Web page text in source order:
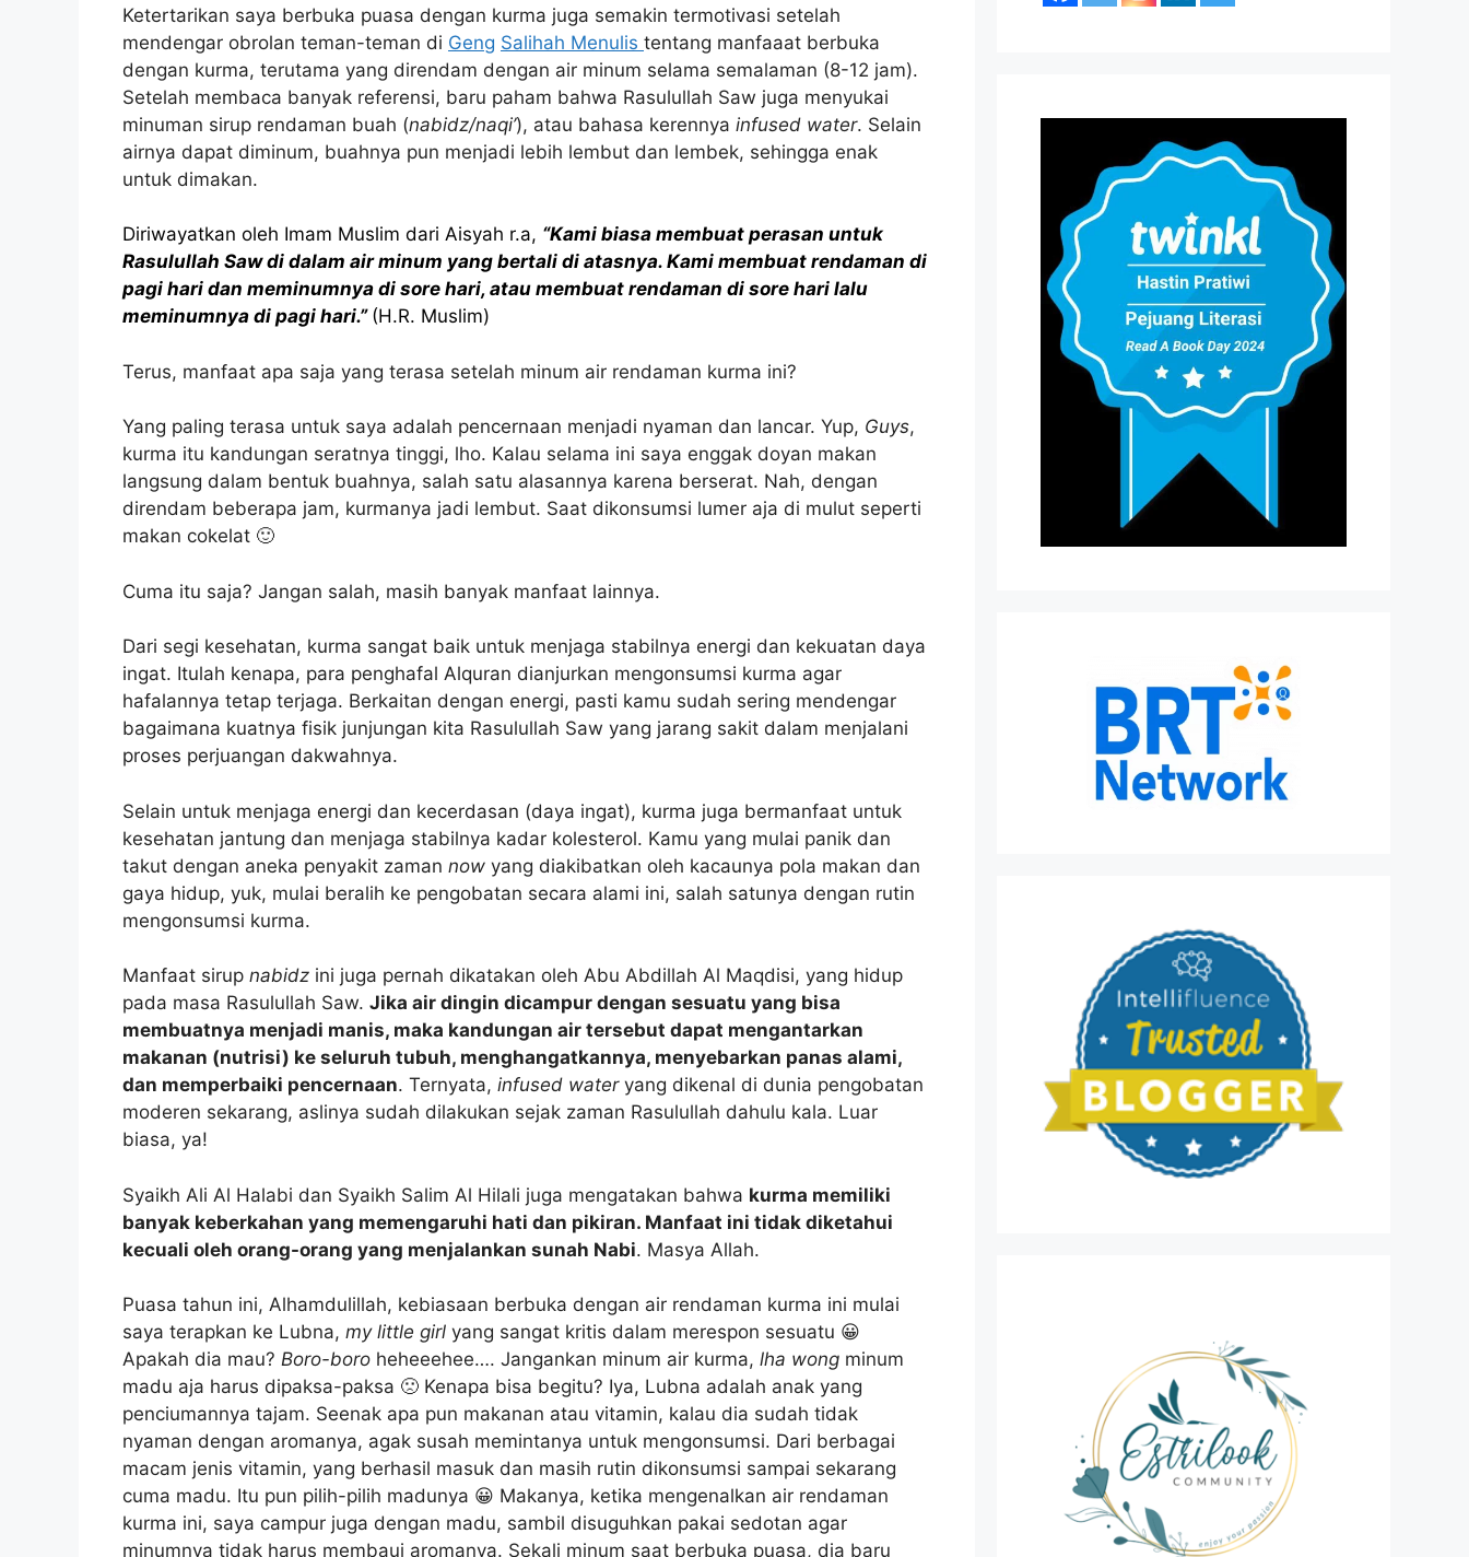
Ketertarikan saya berbuka puasa dengan kurma juga semakin termotivasi setelah
mendengar obrolan teman-teman di Geng Salihah Menulis tentang manfaaat berbuka
dengan kurma, terutama yang direndam dengan air minum selama semalaman (8-12 jam).
Setelah membaca banyak referensi, baru paham bahwa Rasulullah Saw juga menyukai
minuman sirup rendaman buah (nabidz/naqi’), atau bahasa kerennya infused water. Selain
airnya dapat diminum, buahnya pun menjadi lebih lembut dan lembek, sehingga enak
untuk dimakan.
Diriwayatkan oleh Imam Muslim dari Aisyah r.a, “Kami biasa membuat perasan untuk
Rasulullah Saw di dalam air minum yang bertali di atasnya. Kami membuat rendaman di
pagi hari dan meminumnya di sore hari, atau membuat rendaman di sore hari lalu
meminumnya di pagi hari.” (H.R. Muslim)
Terus, manfaat apa saja yang terasa setelah minum air rendaman kurma ini?
Yang paling terasa untuk saya adalah pencernaan menjadi nyaman dan lancar. Yup, Guys,
kurma itu kandungan seratnya tinggi, lho. Kalau selama ini saya enggak doyan makan
langsung dalam bentuk buahnya, salah satu alasannya karena berserat. Nah, dengan
direndam beberapa jam, kurmanya jadi lembut. Saat dikonsumsi lumer aja di mulut seperti
makan cokelat 🙂
Cuma itu saja? Jangan salah, masih banyak manfaat lainnya.
Dari segi kesehatan, kurma sangat baik untuk menjaga stabilnya energi dan kekuatan daya
ingat. Itulah kenapa, para penghafal Alquran dianjurkan mengonsumsi kurma agar
hafalannya tetap terjaga. Berkaitan dengan energi, pasti kamu sudah sering mendengar
bagaimana kuatnya fisik junjungan kita Rasulullah Saw yang jarang sakit dalam menjalani
proses perjuangan dakwahnya.
Selain untuk menjaga energi dan kecerdasan (daya ingat), kurma juga bermanfaat untuk
kesehatan jantung dan menjaga stabilnya kadar kolesterol. Kamu yang mulai panik dan
takut dengan aneka penyakit zaman now yang diakibatkan oleh kacaunya pola makan dan
gaya hidup, yuk, mulai beralih ke pengobatan secara alami ini, salah satunya dengan rutin
mengonsumsi kurma.
Manfaat sirup nabidz ini juga pernah dikatakan oleh Abu Abdillah Al Maqdisi, yang hidup
pada masa Rasulullah Saw. Jika air dingin dicampur dengan sesuatu yang bisa
membuatnya menjadi manis, maka kandungan air tersebut dapat mengantarkan
makanan (nutrisi) ke seluruh tubuh, menghangatkannya, menyebarkan panas alami,
dan memperbaiki pencernaan. Ternyata, infused wateryang dikenal di dunia pengobatan
moderen sekarang, aslinya sudah dilakukan sejak zaman Rasulullah dahulu kala. Luar
biasa, ya!
Syaikh Ali Al Halabi dan Syaikh Salim Al Hilali juga mengatakan bahwa kurma memiliki
banyak keberkahan yang memengaruhi hati dan pikiran. Manfaat ini tidak diketahui
kecuali oleh orang-orang yang menjalankan sunah Nabi. Masya Allah.
Puasa tahun ini, Alhamdulillah, kebiasaan berbuka dengan air rendaman kurma ini mulai
saya terapkan ke Lubna, my little girl yang sangat kritis dalam merespon sesuatu 😀
Apakah dia mau? Boro-boro heheeehee…. Jangankan minum air kurma, lha wong minum
madu aja harus dipaksa-paksa 🙁 Kenapa bisa begitu? Iya, Lubna adalah anak yang
penciumannya tajam. Seenak apa pun makanan atau vitamin, kalau dia sudah tidak
nyaman dengan aromanya, agak susah memintanya untuk mengonsumsi. Dari berbagai
macam jenis vitamin, yang berhasil masuk dan masih rutin dikonsumsi sampai sekarang
cuma madu. Itu pun pilih-pilih madunya 😀 Makanya, ketika mengenalkan air rendaman
kurma ini, saya campur juga dengan madu, sambil disuguhkan pakai sedotan agar
minumnya tidak harus membaui aromanya. Sekali minum saat berbuka puasa, dia baru